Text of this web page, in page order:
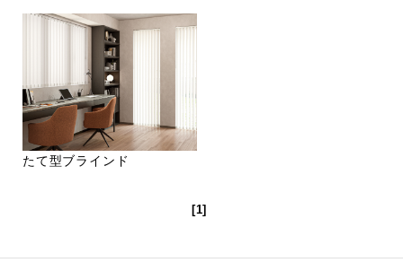
たて型ブラインド
[1]